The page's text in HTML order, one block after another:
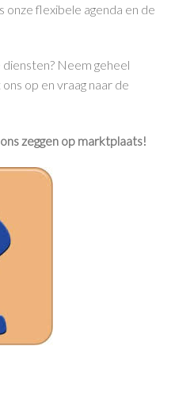
onze flexibele agenda en de
Neem geheel
op en vraag naar de
zeggen op marktplaats!